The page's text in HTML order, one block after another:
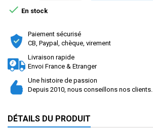
 En stock
Paiement sécurisé
CB, Paypal, chèque, virement
Livraison rapide
Envoi France & Etranger
Une histoire de passion
Depuis 2010, nous conseillons nos clients.
DÉTAILS DU PRODUIT